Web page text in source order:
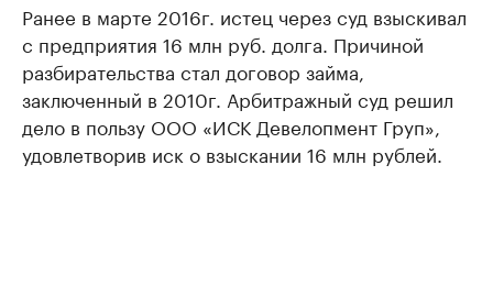
Ранее в марте 2016г. истец через суд взыскивал
с предприятия 16 млн руб. долга. Причиной
разбирательства стал договор займа,
заключенный в 2010г. Арбитражный суд решил
дело в пользу ООО «ИСК Девелопмент Груп»,
удовлетворив иск о взыскании 16 млн рублей.